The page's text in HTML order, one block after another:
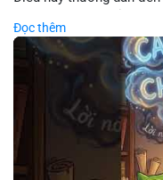
chiến lược đầu tư rõ
🎥 Xem video trực tiếp
Nguồn: Cú Thông Thái
Đọc thêm